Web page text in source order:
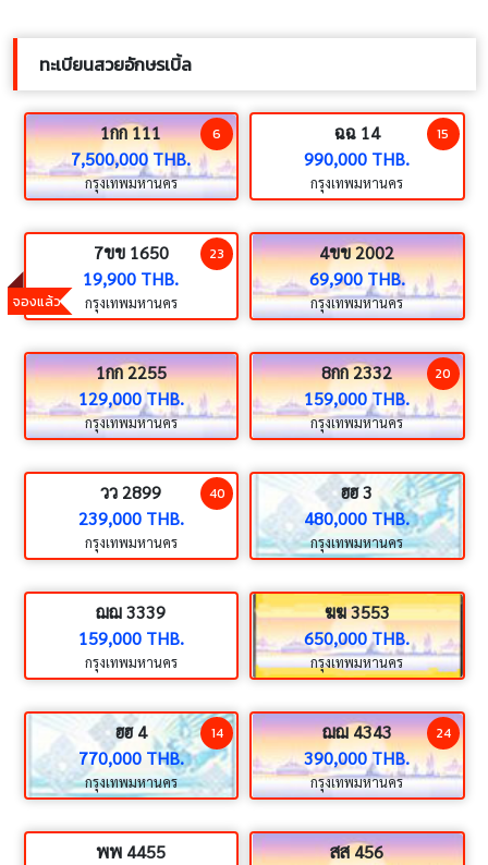
ทะเบียนสวยอักษรเบิ้ล
1กก 111
7,500,000 THB.
กรุงเทพมหานคร
6
ฉฉ 14
990,000 THB.
กรุงเทพมหานคร
15
จองแล้ว
7ขข 1650
19,900 THB.
กรุงเทพมหานคร
23
4ขข 2002
69,900 THB.
กรุงเทพมหานคร
1กก 2255
129,000 THB.
กรุงเทพมหานคร
8กก 2332
159,000 THB.
กรุงเทพมหานคร
20
วว 2899
239,000 THB.
กรุงเทพมหานคร
40
ฮฮ 3
480,000 THB.
กรุงเทพมหานคร
ฌฌ 3339
159,000 THB.
กรุงเทพมหานคร
ฆฆ 3553
650,000 THB.
กรุงเทพมหานคร
ฮฮ 4
770,000 THB.
กรุงเทพมหานคร
14
ฌฌ 4343
390,000 THB.
กรุงเทพมหานคร
24
พพ 4455
สส 456